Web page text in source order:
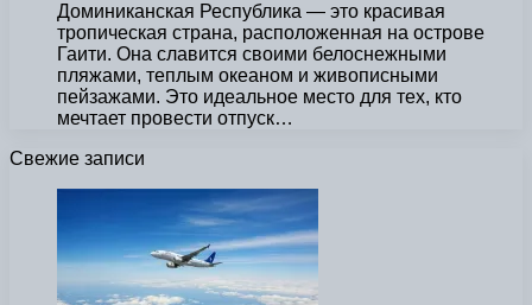
Доминиканская Республика — это красивая
тропическая страна, расположенная на острове
Гаити. Она славится своими белоснежными
пляжами, теплым океаном и живописными
пейзажами. Это идеальное место для тех, кто
мечтает провести отпуск…
Свежие записи